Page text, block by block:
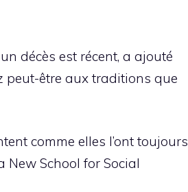
décès est récent, a ajouté
peut-être aux traditions que
comme elles l’ont toujours
School for Social